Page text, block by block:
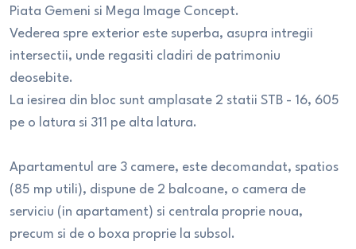
Piata Gemeni si Mega Image Concept.
Vederea spre exterior este superba, asupra intregii
intersectii, unde regasiti cladiri de patrimoniu
deosebite.
La iesirea din bloc sunt amplasate 2 statii STB - 16, 605
pe o latura si 311 pe alta latura.
Apartamentul are 3 camere, este decomandat, spatios
(85 mp utili), dispune de 2 balcoane, o camera de
serviciu (in apartament) si centrala proprie noua,
precum si de o boxa proprie la subsol.